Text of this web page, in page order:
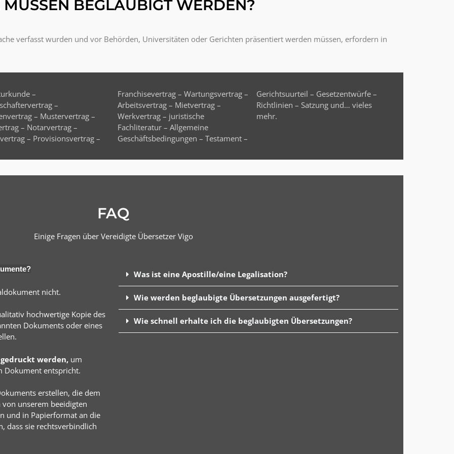
BEGLAUBIGT WERDEN?
verfasst wurden und vor Behörden, Universitäten oder Gerichten präsentiert werden müssen, erfordern in
mehr.
FAQ
Einige Fragen über Vereidigte Übersetzer Vigo
nicht.
hochwertige Kopie des
Dokuments oder eines
werden, um
Dokument entspricht.
erstellen, die dem
unserem beeidigten
und in Papierformat an die
dass sie rechtsverbindlich
Was ist eine Apostille/eine Legalisation?
Wie werden beglaubigte Übersetzungen ausgefertigt?
Wie schnell erhalte ich die beglaubigten Übersetzungen?